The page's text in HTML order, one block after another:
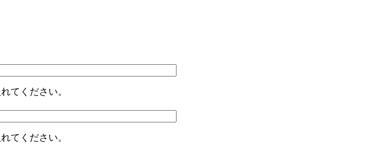
てください。
てください。